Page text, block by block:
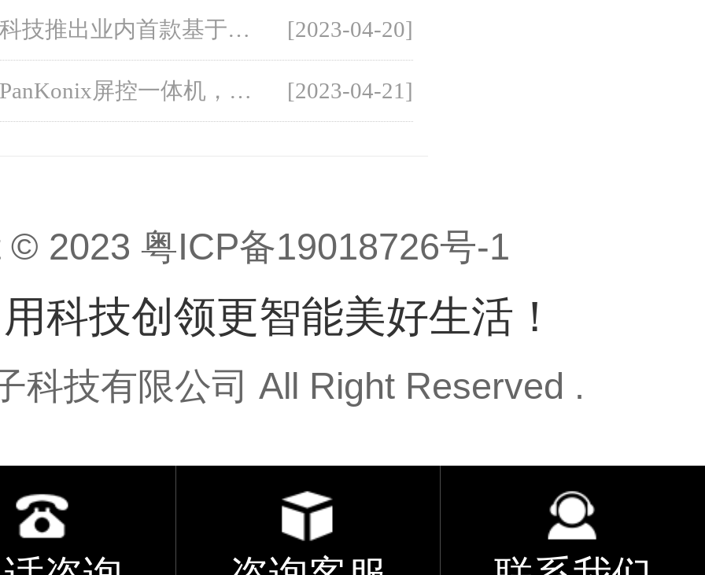
凌华科技推出业内首款基于NVIDIA RTX A500显示卡的便携式GPU [2023-04-20]
凌华PanKonix屏控一体机，满足运动控制、数据采集及可视化需求 [2023-04-21]
© 2023 粤ICP备19018726号-1
科技创领更智能美好生活！
科技有限公司 All Right Reserved .